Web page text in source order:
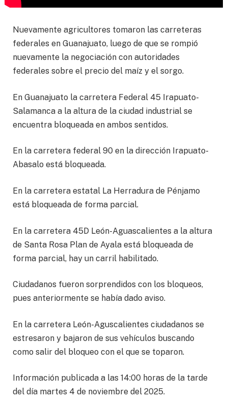
Nuevamente agricultores tomaron las carreteras
federales en Guanajuato, luego de que se rompió
nuevamente la negociación con autoridades
federales sobre el precio del maíz y el sorgo.
En Guanajuato la carretera Federal 45 Irapuato-
Salamanca a la altura de la ciudad industrial se
encuentra bloqueada en ambos sentidos.
En la carretera federal 90 en la dirección Irapuato-
Abasalo está bloqueada.
En la carretera estatal La Herradura de Pénjamo
está bloqueada de forma parcial.
En la carretera 45D León-Aguascalientes a la altura
de Santa Rosa Plan de Ayala está bloqueada de
forma parcial, hay un carril habilitado.
Ciudadanos fueron sorprendidos con los bloqueos,
pues anteriormente se había dado aviso.
En la carretera León-Aguscalientes ciudadanos se
estresaron y bajaron de sus vehículos buscando
como salir del bloqueo con el que se toparon.
Información publicada a las 14:00 horas de la tarde
del día martes 4 de noviembre del 2025.